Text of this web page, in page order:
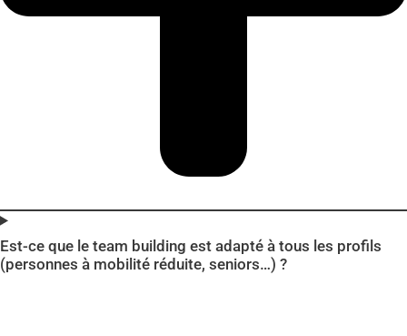
Est-ce que le team building est adapté à tous les profils
(personnes à mobilité réduite, seniors…) ?